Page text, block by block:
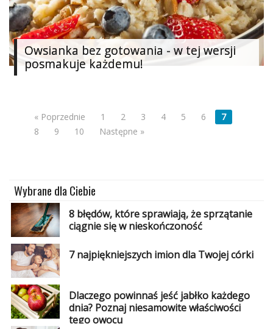
Owsianka bez gotowania - w tej wersji
posmakuje każdemu!
« Poprzednie 1 2 3 4 5 6
7
8
9 10 Następne »
Wybrane dla Ciebie
8 błędów, które sprawiają, że sprzątanie
ciągnie się w nieskończoność
7 najpiękniejszych imion dla Twojej córki
Dlaczego powinnaś jeść jabłko każdego
dnia? Poznaj niesamowite właściwości
tego owocu